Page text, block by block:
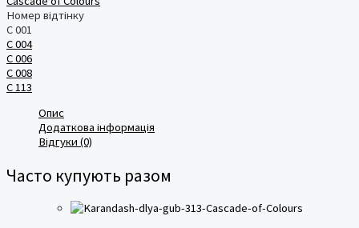
Номер відтінку
C 001
C 004
C 006
C 008
C 113
Опис
Додаткова інформація
Відгуки (0)
Часто купують разом